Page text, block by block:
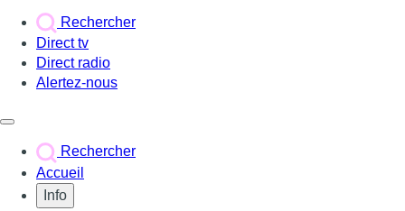
Rechercher
Direct tv
Direct radio
Alertez-nous
Rechercher
Accueil
Info